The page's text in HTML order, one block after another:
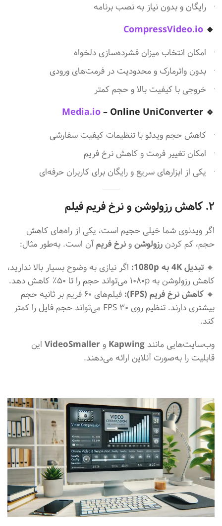
رایگان و بدون نیاز به نصب برنامه
🔹
CompressVideo.io
امکان انتخاب میزان فشرده‌سازی دلخواه
بدون واترمارک و محدودیت در فرمت‌های ورودی
خروجی با کیفیت بالا و حجم کمتر
🔹
Media.io– Online UniConverter
کاهش حجم ویدئو با تنظیمات کیفیت سفارشی
امکان تغییر فرمت و کاهش نرخ فریم
یکی از ابزارهای سریع و رایگان برای کاربران حرفه‌ای
۲. کاهش رزولوشن و نرخ فریم فیلم
اگر ویدئوی شما خیلی حجیم است، یکی از راه‌های کاهش
حجم، کم کردن رزولوشنو نرخ فریمآن است. به‌طور مثال:
🔸 تبدیل 4K به 1080p:
اگر نیازی به وضوح بسیار بالا ندارید،
کاهش رزولوشن به ۱۰۸۰p می‌تواند حجم را تا ۵۰٪ کاهش دهد.
🔸 کاهش نرخ فریم (FPS):
فیلم‌های ۶۰ فریم بر ثانیه حجم
بیشتری دارند. تنظیم روی ۳۰ FPS می‌تواند حجم فایل را کمتر
کند.
وب‌سایت‌هایی مانندKapwing و VideoSmaller این
قابلیت را به‌صورت آنلاین ارائه می‌دهند.